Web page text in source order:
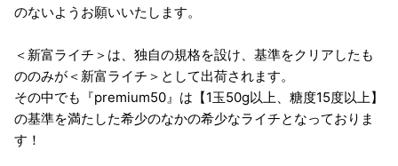
のないようお願いいたします。
＜新富ライチ＞は、独自の規格を設け、基準をクリアしたも
ののみが＜新富ライチ＞として出荷されます。
その中でも『premium50』は【1玉50g以上、糖度15度以上】
の基準を満たした希少のなかの希少なライチとなっておりま
す！